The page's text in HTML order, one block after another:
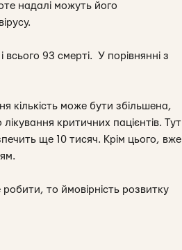
надалі можуть його
всього 93 смерті. У порівнянні з
кількість може бути збільшена,
критичних пацієнтів. Тут
ще 10 тисяч. Крім цього, вже
то ймовірність розвитку